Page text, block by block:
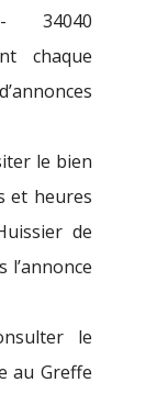
34040
chaque
le bien
et heures
de
l’annonce
le
au Greffe